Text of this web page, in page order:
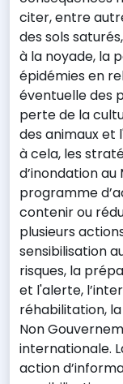
citer, entre
des sols
à la noyade, la
épidémies en
éventuelle des
perte de la
des animaux et
à cela, les
d’inondation
programme
contenir ou
plusieurs
sensibilisation
risques, la
et l'alerte,
réhabilitation,
Non
internationale.
action